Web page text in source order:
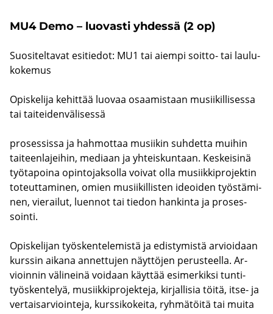
MU4 Demo – luo­vas­ti yh­des­sä (2 op)
Suo­si­tel­ta­vat esi­tie­dot: MU1 tai ai­em­pi soitto-​ tai lau­lu­
ko­ke­mus
Opis­ke­li­ja ke­hit­tää luo­vaa osaa­mis­taan musii­kil­li­ses­sa
tai tai­tei­den­vä­li­ses­sä
pro­ses­sis­sa ja hah­mot­taa musii­kin suh­det­ta mui­hin
tai­teen­la­jei­hin, me­di­aan ja yh­teis­kun­taan. Kes­kei­si­nä
työ­ta­poi­na opin­to­jak­sol­la voi­vat olla musiik­ki­pro­jek­tin
to­teut­ta­mi­nen, omien musii­kil­lis­ten ideoi­den työs­tä­mi­
nen, vie­rai­lut, luen­not tai tie­don han­kin­ta ja pro­ses­
soin­ti.
Opis­ke­li­jan työs­ken­te­le­mis­tä ja edis­ty­mis­tä ar­vioi­daan
kurs­sin ai­ka­na an­net­tu­jen näyt­tö­jen pe­rus­teel­la. Ar­
vioin­nin vä­li­nei­nä voi­daan käyt­tää esi­mer­kik­si tun­ti­
työs­ken­te­lyä, musiik­ki­pro­jek­te­ja, kir­jal­li­sia töitä, itse- ja
ver­tai­sar­vioin­te­ja, kurs­si­ko­kei­ta, ryh­mä­töi­tä tai muita